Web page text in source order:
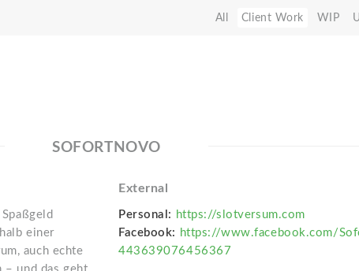
All Client Work WIP
SOFORTNOVO
einer
auch echte
External
Personal: https://slotversum.com
Facebook: https://www.facebook.com/
443639076456367